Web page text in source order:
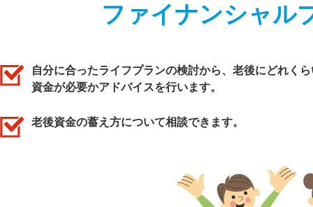
ファイナンシャル
自分に合ったライフプランの検討から、老後にどれく
資金が必要かアドバイスを行います。
老後資金の蓄え方について相談できます。